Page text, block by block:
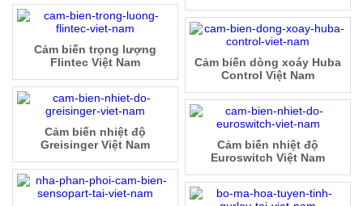
Cảm biến trọng lượng
Flintec Việt Nam
Cảm biến dòng xoáy Huba
Control Việt Nam
Cảm biến nhiệt độ
Greisinger Việt Nam
Cảm biến nhiệt độ
Euroswitch Việt Nam